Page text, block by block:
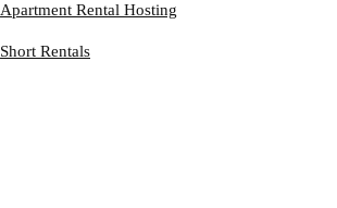
Apartment Rental Hosting
Short Rentals